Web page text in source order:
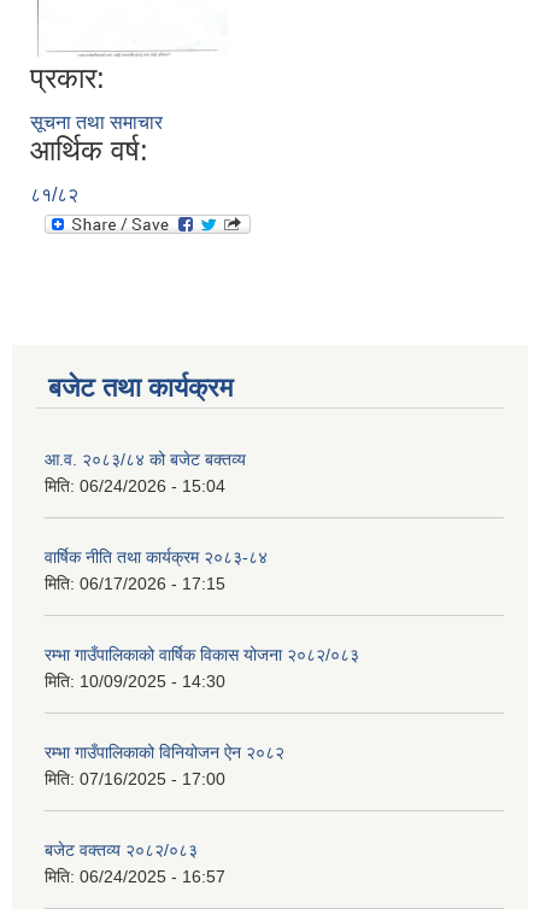
प्रकार:
सूचना तथा समाचार
आर्थिक वर्ष:
८१/८२
बजेट तथा कार्यक्रम
आ.व. २०८३/८४ को बजेट बक्तव्य
मिति: 06/24/2026 - 15:04
वार्षिक नीति तथा कार्यक्रम २०८३-८४
मिति: 06/17/2026 - 17:15
रम्भा गाउँपालिकाको वार्षिक विकास योजना २०८२/०८३
मिति: 10/09/2025 - 14:30
रम्भा गाउँपालिकाको विनियोजन ऐन २०८२
मिति: 07/16/2025 - 17:00
बजेट वक्तव्य २०८२/०८३
मिति: 06/24/2025 - 16:57